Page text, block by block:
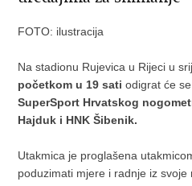
FOTO: ilustracija
Na stadionu Rujevica u Rijeci u
početkom u 19 sati odigrat će
SuperSport Hrvatskog
Hajduk i HNK Šibenik.
Utakmica je proglašena
poduzimati mjere i radnje iz